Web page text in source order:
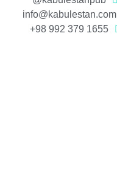
info@kabulestan.com
1655 379 992 98+